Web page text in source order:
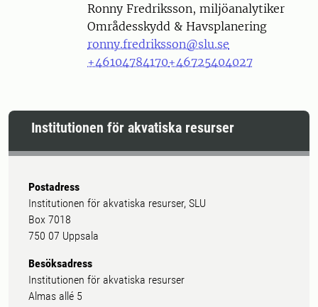
PersonRonny Fredriksson, miljöanalytiker
Områdesskydd & Havsplanering
ronny.fredriksson@slu.se
+46104784170+46725404027
Institutionen för akvatiska resurser
Postadress
Institutionen för akvatiska resurser, SLU
Box 7018
750 07 Uppsala
Besöksadress
Institutionen för akvatiska resurser
Almas allé 5